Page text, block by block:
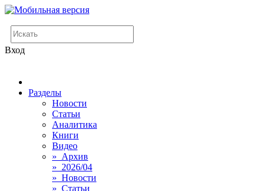
Вход
Разделы
Новости
Статьи
Аналитика
Книги
Видео
» Архив
» 2026/04
» Новости
» Статьи